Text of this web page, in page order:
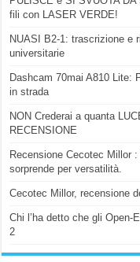
fili con LASER VERDE!
NUASI B2-1: trascrizione e
universitarie
Dashcam 70mai A810
in strada
NON Crederai a quanta
RECENSIONE
Recensione Cecotec Millor
sorprende per versatilità.
Cecotec Millor, recensione
Chi l’ha detto che gli Open-
2